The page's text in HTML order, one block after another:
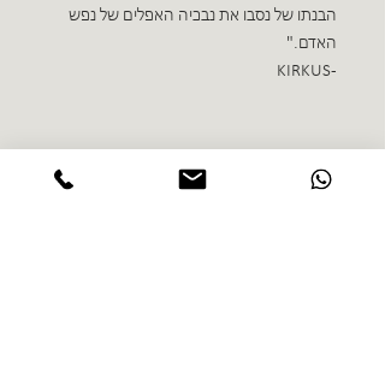
הבנתו של נסבו את נבכיה האפלים של נפש
האדם."
- KIRKUS
ספרים נוספים בז'אנר